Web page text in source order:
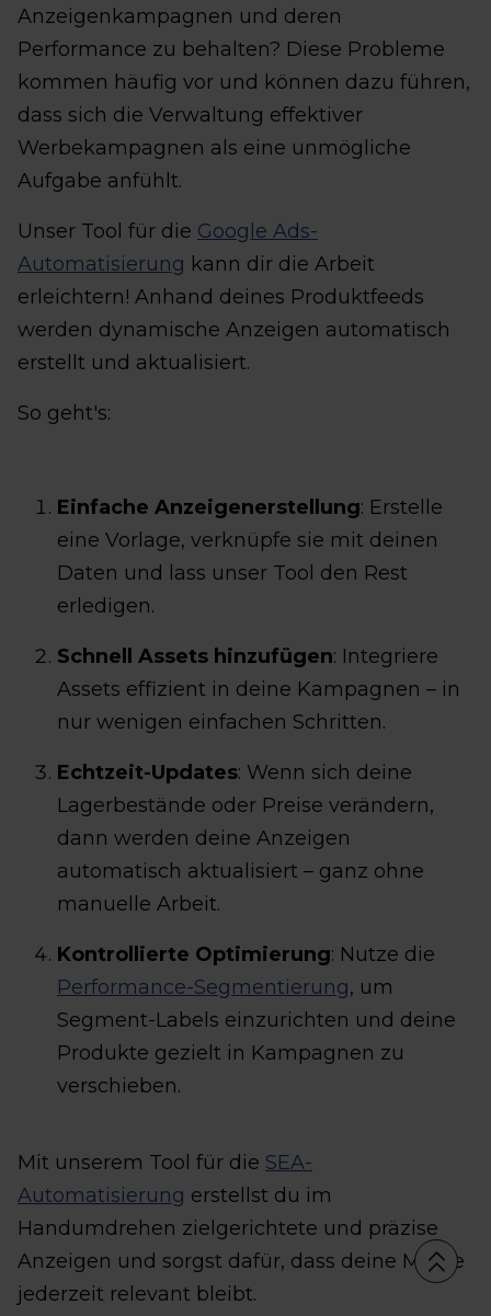
Anzeigenkampagnen und deren
Performance zu behalten? Diese Probleme
kommen häufig vor und können dazu führen,
dass sich die Verwaltung effektiver
Werbekampagnen als eine unmögliche
Aufgabe anfühlt.
Unser Tool für die Google Ads-
Automatisierung kann dir die Arbeit
erleichtern! Anhand deines Produktfeeds
werden dynamische Anzeigen automatisch
erstellt und aktualisiert.
So geht's:
Einfache Anzeigenerstellung: Erstelle
eine Vorlage, verknüpfe sie mit deinen
Daten und lass unser Tool den Rest
erledigen.
Schnell Assets hinzufügen: Integriere
Assets effizient in deine Kampagnen – in
nur wenigen einfachen Schritten.
Echtzeit-Updates: Wenn sich deine
Lagerbestände oder Preise verändern,
dann werden deine Anzeigen
automatisch aktualisiert – ganz ohne
manuelle Arbeit.
Kontrollierte Optimierung: Nutze die
Performance-Segmentierung, um
Segment-Labels einzurichten und deine
Produkte gezielt in Kampagnen zu
verschieben.
Mit unserem Tool für die SEA-
Automatisierung erstellst du im
Handumdrehen zielgerichtete und präzise
Anzeigen und sorgst dafür, dass deine Marke
jederzeit relevant bleibt.